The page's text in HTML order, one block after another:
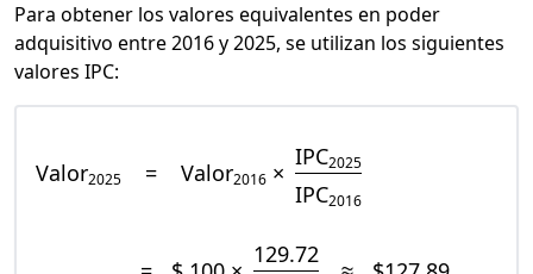
Para obtener los valores equivalentes en poder
adquisitivo entre 2016 y 2025, se utilizan los siguientes
valores IPC:
Valor2025 = Valor2016 ×
IPC2025
IPC2016
129.72